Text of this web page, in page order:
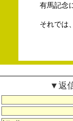
有馬記念
それでは
▼返